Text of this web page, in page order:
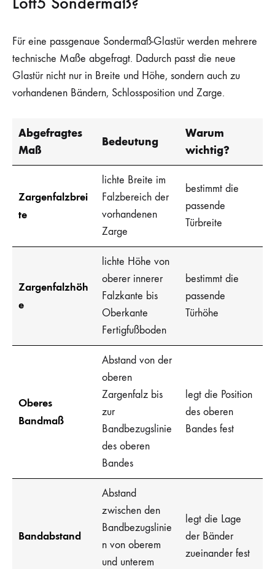
Für eine passgenaue Sondermaß-Glastür werden mehrere
technische Maße abgefragt. Dadurch passt die neue
Glastür nicht nur in Breite und Höhe, sondern auch zu
vorhandenen Bändern, Schlossposition und Zarge.
Abgefragtes
Maß
Bedeutung
Warum
wichtig?
Zargenfalzbrei
te
lichte Breite im
Falzbereich der
vorhandenen
Zarge
bestimmt die
passende
Türbreite
Zargenfalzhöh
e
lichte Höhe von
oberer innerer
Falzkante bis
Oberkante
Fertigfußboden
bestimmt die
passende
Türhöhe
Oberes
Bandmaß
Abstand von der
oberen
Zargenfalz bis
zur
Bandbezugslinie
des oberen
Bandes
legt die Position
des oberen
Bandes fest
Bandabstand
Abstand
zwischen den
Bandbezugslinie
n von oberem
und unterem
legt die Lage
der Bänder
zueinander fest